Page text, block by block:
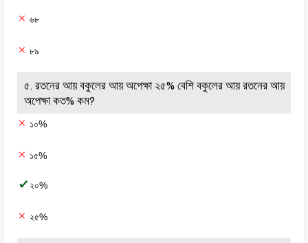
৬৮
৮৯
৫. রতনের আয় বকুলের আয় অপেক্ষা ২৫% বেশি বকুলের আয় রতনের আয়
অপেক্ষা কত% কম?
১০%
১৫%
২০%
২৫%